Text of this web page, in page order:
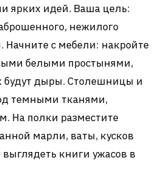
ярких идей. Ваша цель:
нежилого
Начните с мебели: накройте
белыми простынями,
будут дыры. Столешницы и
темными тканями,
На полки разместите
марли, ваты, кусков
выглядеть книги ужасов в